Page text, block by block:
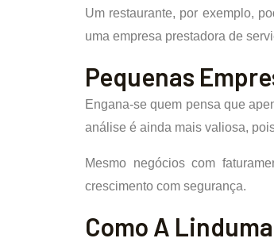
Um restaurante, por exemplo,
uma empresa prestadora de
Pequenas
Engana-se quem pensa que
análise é ainda mais valiosa,
Mesmo negócios com
crescimento com segurança.
Como A